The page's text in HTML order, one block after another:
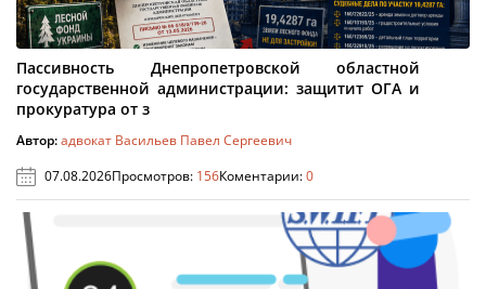
Пассивность Днепропетровской областной
государственной администрации: защитит ОГА и
прокуратура от з
Автор:адвокат Васильев Павел Сергеевич
07.08.2026Просмотров: 156Коментарии:0